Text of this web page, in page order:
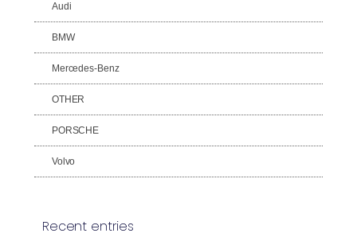
Audi
BMW
Mercedes-Benz
OTHER
PORSCHE
Volvo
Recent entries